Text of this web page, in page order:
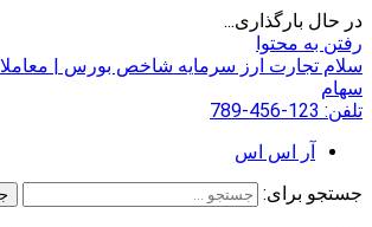
در حال بارگذاری...
رفتن به محتوا
سلام تجارت ارز سرمایه شاخص بورس |
سهام
تلفن: 123-456-789
آر اس اس
جستجو برای: